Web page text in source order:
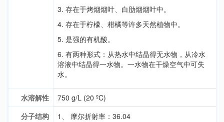
3. 存在于烤烟烟叶、白肋烟烟叶中。
4. 存在于柠檬、柑橘等许多天然植物中。
5. 是强的有机酸。
6. 有两种形式：从热水中结晶得无水物，从冷水
溶液中结晶得一水物。一水物在干燥空气中可失
水。
水溶解性
750 g/L (20 ºC)
分子结构
1、 摩尔折射率：36.04